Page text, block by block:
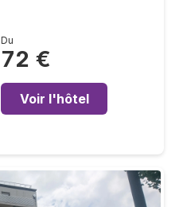
Du
72 €
Voir l'hôtel